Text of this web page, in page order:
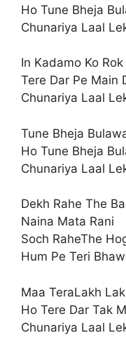
Ho Tune Bheja
Chunariya Laal
In Kadamo Ko
Tere Dar Pe Main
Chunariya Laal
Tune Bheja
Ho Tune Bheja
Chunariya Laal
Dekh Rahe The
Naina Mata Rani
Soch RaheThe
Hum Pe Teri
Maa TeraLakh
Ho Tere Dar Tak
Chunariya Laal